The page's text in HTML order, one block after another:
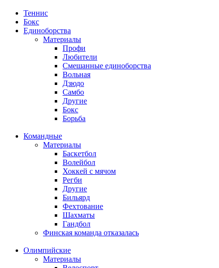
Теннис
Бокс
Единоборства
Материалы
Профи
Любители
Смешанные единоборства
Вольная
Дзюдо
Самбо
Другие
Бокс
Борьба
Командные
Материалы
Баскетбол
Волейбол
Хоккей с мячом
Регби
Другие
Бильярд
Фехтование
Шахматы
Гандбол
Финская команда отказалась
Олимпийские
Материалы